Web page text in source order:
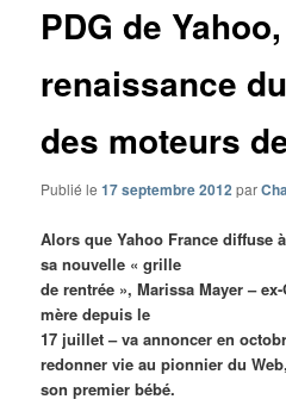
PDG de
renaissance
des moteurs
Publié le17 septembre 2012par
Alors que Yahoo France diffuse
sa nouvelle « grille
de rentrée », Marissa Mayer –
mère depuis le
17 juillet – va annoncer en
redonner vie au pionnier du
son premier bébé.